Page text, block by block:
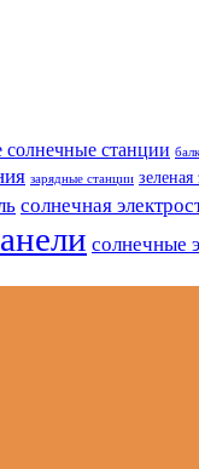
солнечные станции
зарядные станции зеленая
солнечная
солнечные